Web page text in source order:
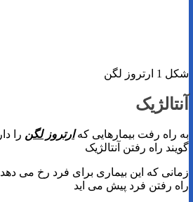
شکل 1 ارتروز لگن
آنتالژیک
به راه رفت بیمارهایی کهارتروز لگن را
گویند راه رفتن آنتالژیک
زمانی که این بیماری برای فرد رخ می
راه رفتن فرد پیش می اید